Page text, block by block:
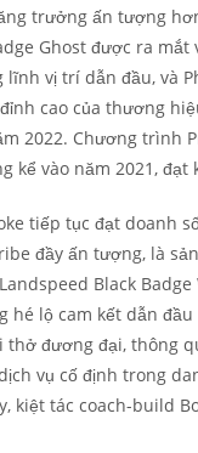
trưởng ấn tượng
Ghost được ra mắt
vị trí dẫn đầu, và
cao của thương
2022. Chương trình
kể vào năm 2021,
tiếp tục đạt doanh
đầy ấn tượng, là
Black
hé lộ cam kết dẫn
thở đương đại, thông
vụ cố định trong
kiệt tác coach-build